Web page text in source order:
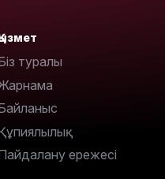
туралы
ережесі